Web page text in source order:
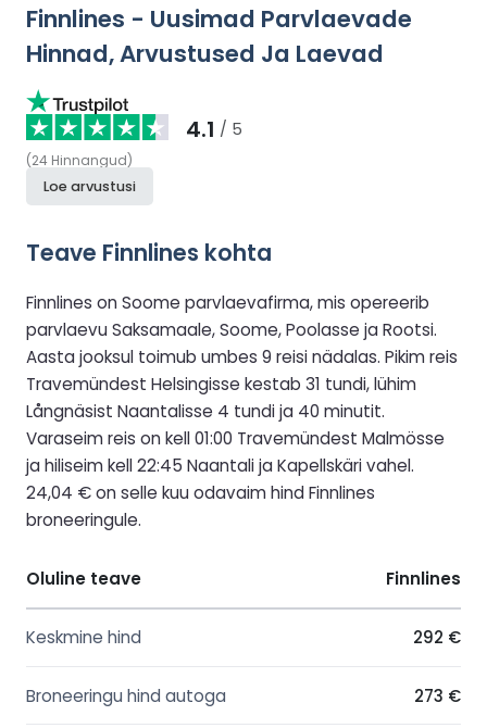
Finnlines - Uusimad Parvlaevade
Hinnad, Arvustused Ja Laevad
4.1 / 5
(24 Hinnangud)
Loe arvustusi
Teave Finnlines kohta
Finnlines on Soome parvlaevafirma, mis opereerib
parvlaevu Saksamaale, Soome, Poolasse ja Rootsi.
Aasta jooksul toimub umbes 9 reisi nädalas. Pikim reis
Travemündest Helsingisse kestab 31 tundi, lühim
Långnäsist Naantalisse 4 tundi ja 40 minutit.
Varaseim reis on kell 01:00 Travemündest Malmösse
ja hiliseim kell 22:45 Naantali ja Kapellskäri vahel.
24,04 € on selle kuu odavaim hind Finnlines
broneeringule.
Oluline teave Finnlines
Keskmine hind 292 €
Broneeringu hind autoga 273 €